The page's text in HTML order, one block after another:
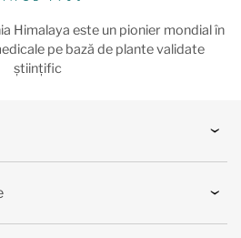
Himalaya este un pionier mondial în
pe bază de plante validate
științific